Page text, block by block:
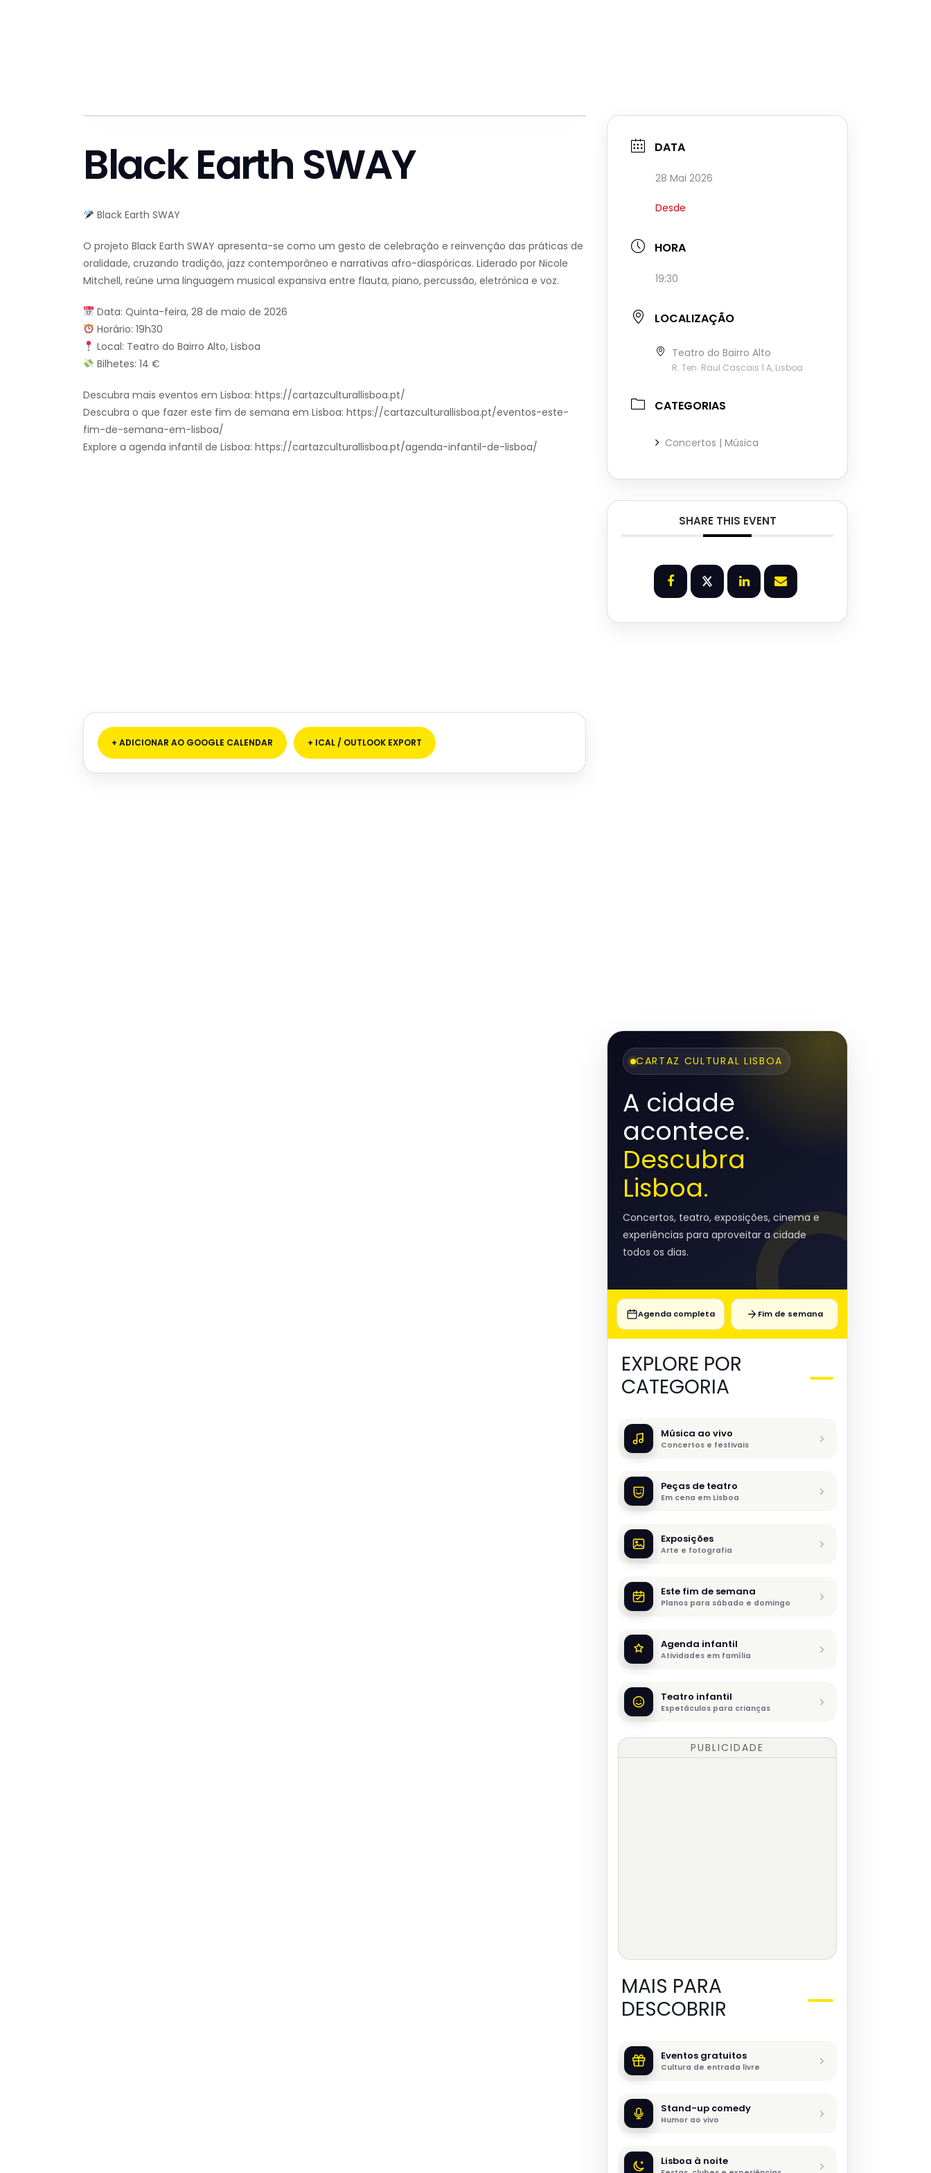
Black Earth SWAY
Black Earth SWAY
O projeto Black Earth SWAY apresenta-se como um gesto de celebração e reinvenção das práticas de
oralidade, cruzando tradição, jazz contemporâneo e narrativas afro-diaspóricas. Liderado por Nicole
Mitchell, reúne uma linguagem musical expansiva entre flauta, piano, percussão, eletrónica e voz.
Data: Quinta-feira, 28 de maio de 2026
Horário: 19h30
Local: Teatro do Bairro Alto, Lisboa
Bilhetes: 14 €
Descubra mais eventos em Lisboa: https://cartazculturallisboa.pt/
Descubra o que fazer este fim de semana em Lisboa: https://cartazculturallisboa.pt/eventos-este-
fim-de-semana-em-lisboa/
Explore a agenda infantil de Lisboa: https://cartazculturallisboa.pt/agenda-infantil-de-lisboa/
+ ADICIONAR AO GOOGLE CALENDAR + ICAL / OUTLOOK EXPORT
DATA
28 Mai 2026
Desde
HORA
19:30
LOCALIZAÇÃO
Teatro do Bairro Alto
R. Ten. Raul Cascais 1 A, Lisboa
CATEGORIAS
Concertos | Música
SHARE THIS EVENT
CARTAZ CULTURAL LISBOA
A cidade
acontece.
Descubra
Lisboa.
Concertos, teatro, exposições, cinema e
experiências para aproveitar a cidade
todos os dias.
Agenda completa Fim de semana
EXPLORE POR
CATEGORIA
Música ao vivo
Concertos e festivais
Peças de teatro
Em cena em Lisboa
Exposições
Arte e fotografia
Este fim de semana
Planos para sábado e domingo
Agenda infantil
Atividades em família
Teatro infantil
Espetáculos para crianças
PUBLICIDADE
MAIS PARA
DESCOBRIR
Eventos gratuitos
Cultura de entrada livre
Stand-up comedy
Humor ao vivo
Lisboa à noite